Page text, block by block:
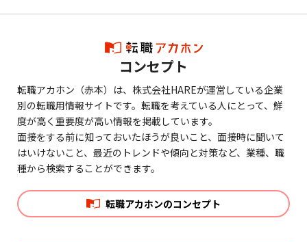
コンセプト
転職アカホン（赤本）は、株式会社HAREが運営している企業
別の転職用情報サイトです。転職を考えている人にとって、鮮
度が高く重要度が高い情報を掲載しています。
面接をする前に知っておいたほうが良いこと、面接時に聞いて
はいけないこと、最近のトレンドや傾向と対策など、業種、職
種から検索することができます。
転職アカホンのコンセプト